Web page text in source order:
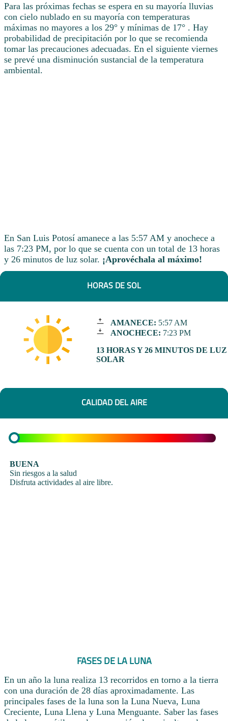
Para las próximas fechas se espera en su mayoría lluvias
con cielo nublado en su mayoría con temperaturas
máximas no mayores a los 29° y mínimas de 17° . Hay
probabilidad de precipitación por lo que se recomienda
tomar las precauciones adecuadas. En el siguiente viernes
se prevé una disminución sustancial de la temperatura
ambiental.
En San Luis Potosí amanece a las 5:57 AM y anochece a
las 7:23 PM, por lo que se cuenta con un total de 13 horas
y 26 minutos de luz solar. ¡Aprovéchala al máximo!
HORAS DE SOL
AMANECE: 5:57 AM
ANOCHECE: 7:23 PM
13 HORAS Y 26 MINUTOS DE LUZ
SOLAR
CALIDAD DEL AIRE
BUENA
Sin riesgos a la salud
Disfruta actividades al aire libre.
FASES DE LA LUNA
En un año la luna realiza 13 recorridos en torno a la tierra
con una duración de 28 días aproximadamente. Las
principales fases de la luna son la Luna Nueva, Luna
Creciente, Luna Llena y Luna Menguante. Saber las fases